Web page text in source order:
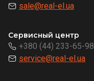
sale@real-el.ua
Сервисный центр
+380 (44) 233-65-98
service@real-el.ua